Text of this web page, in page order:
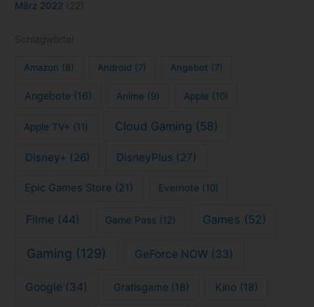
März 2022
Amazon (8) Android (7) Angebot (7)
Angebote(16) Anime (9) Apple (10)
Apple TV+ (11) Cloud Gaming (58)
Disney+ (26) DisneyPlus (27)
Epic Games Store (21) Evernote (10)
Filme(44) Game Pass (12) Games (52)
Gaming (129) GeForce NOW (33)
Google (34) Gratisgame (18) Kino (18)